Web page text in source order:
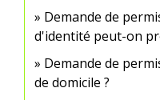
Demande de
d'identité peut-on
Demande de
de domicile ?